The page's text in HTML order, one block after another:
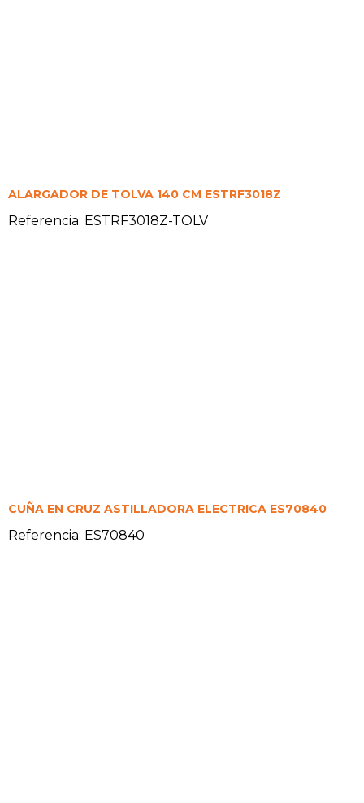
ALARGADOR DE TOLVA 140 CM ESTRF3018Z
Referencia: ESTRF3018Z-TOLV
CUÑA EN CRUZ ASTILLADORA ELECTRICA ES70840
Referencia: ES70840